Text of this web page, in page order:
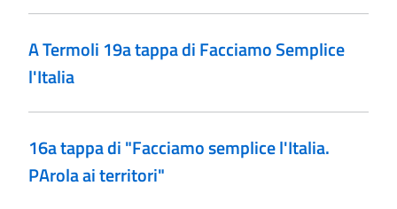
A Termoli 19a tappa di Facciamo Semplice
l'Italia
16a tappa di "Facciamo semplice l'Italia.
PArola ai territori"